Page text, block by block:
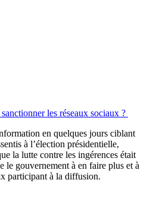
les réseaux sociaux ?
en quelques jours ciblant
à l’élection présidentielle,
la lutte contre les ingérences était
le gouvernement à en faire plus et à
participant à la diffusion.